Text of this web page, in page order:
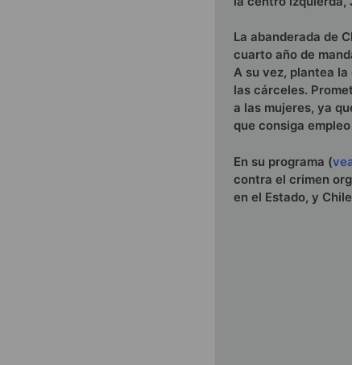
La abanderada de
cuarto año de
A su vez, plantea
las cárceles.
a las mujeres, ya
que consiga
En su programa (
contra el crimen
en el Estado, y